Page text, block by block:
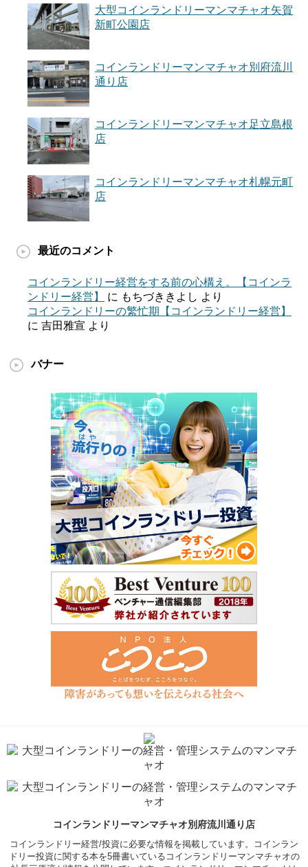
大型コインランドリーマンマチャオ矢賀
新町公園店
コインランドリーマンマチャオ別府流川
通り店
コインランドリーマンマチャオ足立島根
店
コインランドリーマンマチャオ札幌元町
店
最近のコメント
コインランドリー経営をする前の心構え。【コインラ
ンドリー経営】
に もちづききよし より
コインランドリーの繁忙期【コインランドリー経営】
に 吉田雅宣 より
バナー
コインランドリーマンマチャオ別府流川通り店
コインランドリー経営/投資に必要な情報を掲載しています。コインラン
ドリー投資に関する本を5冊書いているコインランドリーマンマチャオの